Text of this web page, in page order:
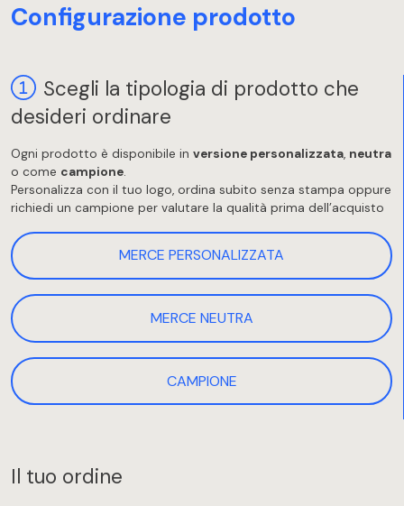
Configurazione prodotto
Scegli la tipologia di prodotto che
desideri ordinare
Ogni prodotto è disponibile in versione personalizzata, neutra
o come campione.
Personalizza con il tuo logo, ordina subito senza stampa oppure
richiedi un campione per valutare la qualità prima dell’acquisto
MERCE PERSONALIZZATA
MERCE NEUTRA
CAMPIONE
Il tuo ordine